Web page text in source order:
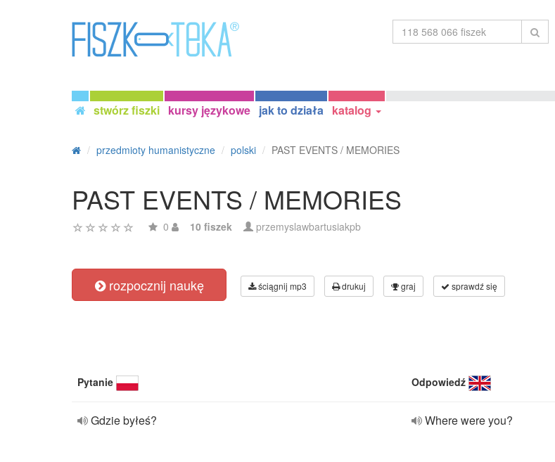
stwórz fiszki kursy językowe jak to działa katalog
przedmioty humanistyczne polski PAST EVENTS / MEMORIES
PAST EVENTS / MEMORIES
0 10 fiszek przemyslawbartusiakpb
rozpocznij naukę ściągnij mp3 drukuj graj sprawdź się
Pytanie Odpowiedź
Gdzie byłeś? Where were you?